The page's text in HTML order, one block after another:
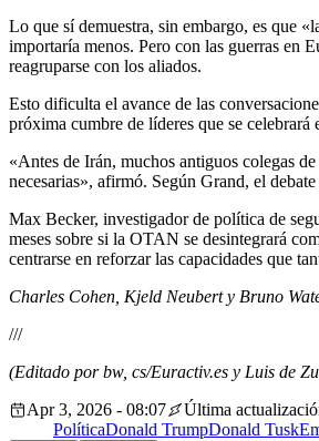
Lo que sí demuestra, sin embargo, es que
importaría menos. Pero con las guerras en
reagruparse con los aliados.
Esto dificulta el avance de las
próxima cumbre de líderes que se
«Antes de Irán, muchos antiguos colegas
necesarias», afirmó. Según Grand, el
Max Becker, investigador de política de
meses sobre si la OTAN se desintegrará
centrarse en reforzar las capacidades que
Charles Cohen, Kjeld Neubert y Bruno
///
(Editado por bw, cs/Euractiv.es y Luis de
Apr 3, 2026 - 08:07
Última
PolíticaDonald TrumpDonald Tusk